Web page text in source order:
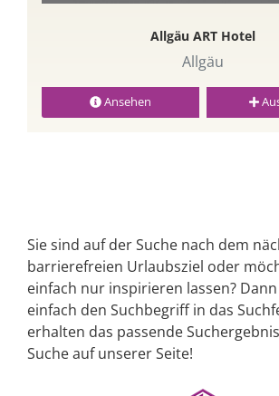
Allgäu ART Hotel
Allgäu
Ansehen
Sie sind auf der Suche nach dem
barrierefreien Urlaubsziel oder
einfach nur inspirieren lassen?
einfach den Suchbegriff in das
erhalten das passende
Suche auf unserer Seite!